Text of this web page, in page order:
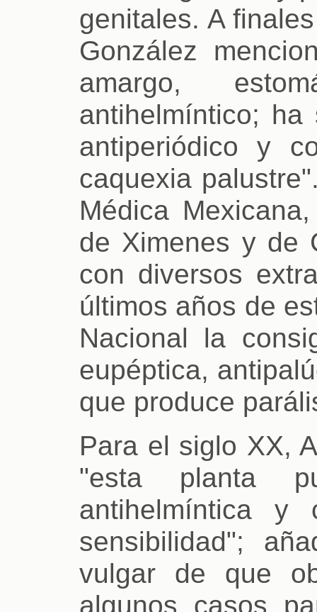
genitales. A
González
amargo,
antihelmíntico;
antiperiódico y
caquexia
Médica
de Ximenes y de
con diversos
últimos años de
Nacional la
eupéptica,
que produce
Para el siglo XX,
"esta planta
antihelmíntica y
sensibilidad";
vulgar de que
algunos casos